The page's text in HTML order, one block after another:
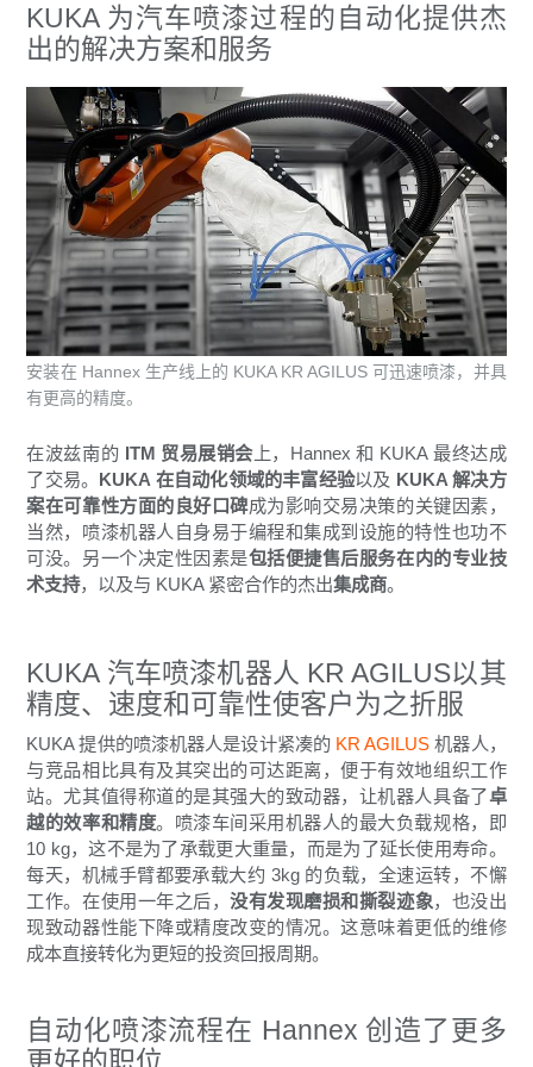
KUKA 为汽车喷漆过程的自动化提供杰
出的解决方案和服务
在波兹南的 ITM 贸易展销会上，Hannex 和 KUKA 最终达成
了交易。
KUKA 在自动化领域的丰富经验以及 KUKA 解决方
案在可靠性方面的良好口碑成为影响交易决策的关键因素，
当然，喷漆机器人自身易于编程和集成到设施的特性也功不
可没。另一个决定性因素是包括便捷售后服务在内的专业技
术支持，以及与 KUKA 紧密合作的杰出集成商。
安装在 Hannex 生产线上的 KUKA KR AGILUS 可迅速喷漆，并具
有更高的精度。
KUKA 汽车喷漆机器人 KR AGILUS以其
精度、速度和可靠性使客户为之折服
KUKA 提供的喷漆机器人是设计紧凑的 KR AGILUS 机器人，
与竞品相比具有及其突出的可达距离，便于有效地组织工作
站。尤其值得称道的是其强大的致动器，让机器人具备了卓
越的效率和精度。喷漆车间采用机器人的最大负载规格，即
10 kg，这不是为了承载更大重量，而是为了延长使用寿命。
每天，机械手臂都要承载大约 3kg 的负载，全速运转，不懈
工作。在使用一年之后，没有发现磨损和撕裂迹象，也没出
现致动器性能下降或精度改变的情况。这意味着更低的维修
成本直接转化为更短的投资回报周期。
自动化喷漆流程在 Hannex 创造了更多
更好的职位